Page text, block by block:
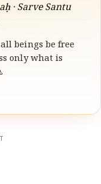
· Sarve Santu
beings be free
only what is